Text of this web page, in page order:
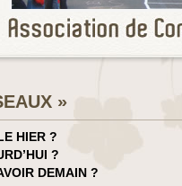
»
HIER ?
?
DEMAIN ?